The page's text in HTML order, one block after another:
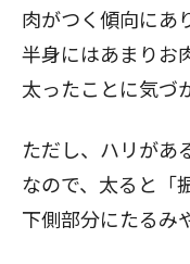
肉がつく傾向にあ
半身にはあまりお
太ったことに気づ
ただし、ハリがあ
なので、太ると「
下側部分にたるみ